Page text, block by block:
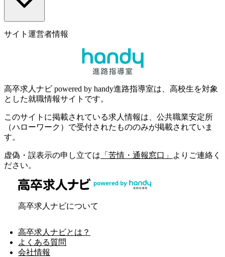
サイト運営者情報
高卒求人ナビ powered by handy進路指導室は、高校生を対象
とした就職情報サイトです。
このサイトに掲載されている求人情報は、公共職業安定所
（ハローワーク）で受付されたもののみが掲載されていま
す。
虚偽・誤表示の申し立ては 「苦情・通報窓口」
よりご連絡く
ださい。
高卒求人ナビについて
高卒求人ナビとは？
よくある質問
会社情報